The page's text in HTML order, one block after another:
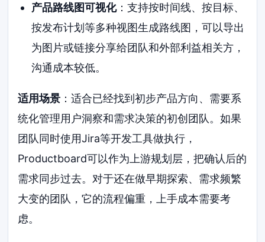
产品路线图可视化：支持按时间线、按目标、
按发布计划等多种视图生成路线图，可以导出
为图片或链接分享给团队和外部利益相关方，
沟通成本较低。
适用场景 ：适合已经找到初步产品方向、需要系
统化管理用户洞察和需求决策的初创团队。如果
团队同时使用Jira等开发工具做执行，
Productboard可以作为上游规划层，把确认后的
需求同步过去。对于还在做早期探索、需求频繁
大变的团队，它的流程偏重，上手成本需要考
虑。